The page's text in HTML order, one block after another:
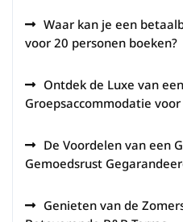
Waar kan je een
voor 20 personen boeken?
Ontdek de Luxe van
Groepsaccommodatie
De Voordelen van een
Gemoedsrust
Genieten van de